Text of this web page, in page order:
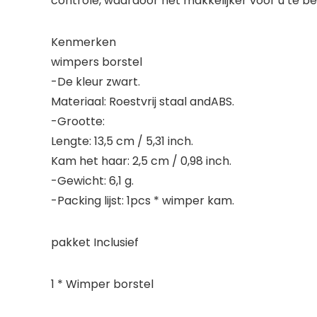
Kenmerken
wimpers borstel
-De kleur zwart.
Materiaal: Roestvrij staal andABS.
-Grootte:
Lengte: 13,5 cm / 5,31 inch.
Kam het haar: 2,5 cm / 0,98 inch.
-Gewicht: 6,1 g.
-Packing lijst: 1pcs * wimper kam.
pakket Inclusief
1 * Wimper borstel